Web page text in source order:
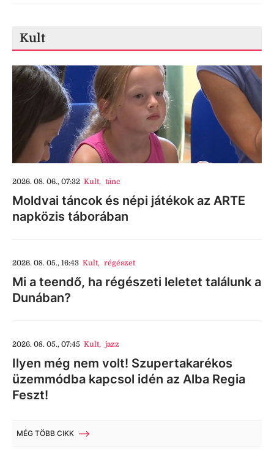
Kult
2026. 08. 06., 07:32 Kult, tánc
Moldvai táncok és népi játékok az ARTE
napközis táborában
2026. 08. 05., 16:43 Kult, régészet
Mi a teendő, ha régészeti leletet találunk a
Dunában?
2026. 08. 05., 07:45 Kult, jazz
Ilyen még nem volt! Szupertakarékos
üzemmódba kapcsol idén az Alba Regia
Feszt!
MÉG TÖBB CIKK